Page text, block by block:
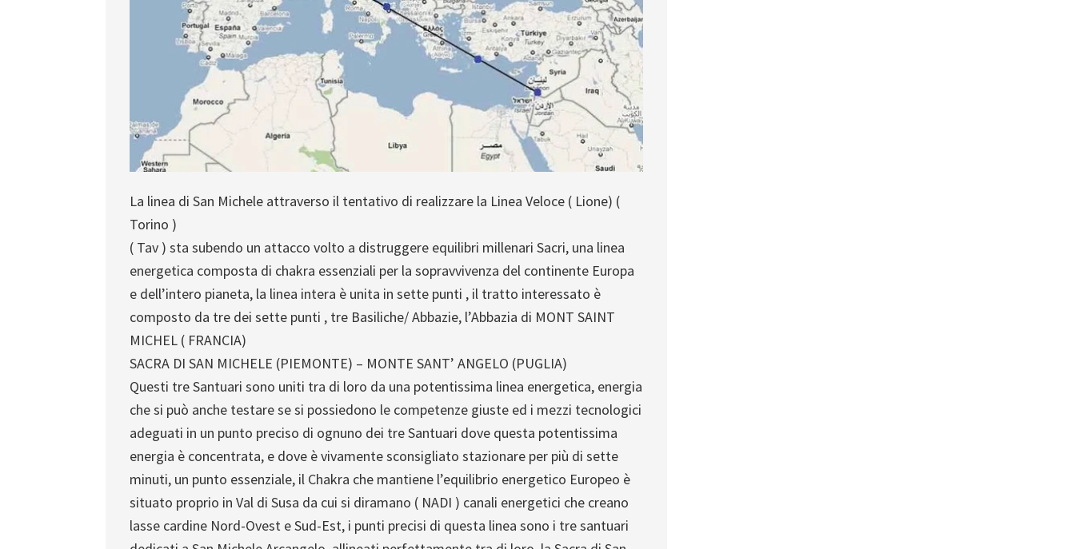
La linea di San Michele attraverso il tentativo di realizzare la Linea Veloce ( Lione) (
Torino )
( Tav ) sta subendo un attacco volto a distruggere equilibri millenari Sacri, una linea
energetica composta di chakra essenziali per la sopravvivenza del continente Europa
e dell’intero pianeta, la linea intera è unita in sette punti , il tratto interessato è
composto da tre dei sette punti , tre Basiliche/ Abbazie, l’Abbazia di MONT SAINT
MICHEL ( FRANCIA)
SACRA DI SAN MICHELE (PIEMONTE) – MONTE SANT’ ANGELO (PUGLIA)
Questi tre Santuari sono uniti tra di loro da una potentissima linea energetica, energia
che si può anche testare se si possiedono le competenze giuste ed i mezzi tecnologici
adeguati in un punto preciso di ognuno dei tre Santuari dove questa potentissima
energia è concentrata, e dove è vivamente sconsigliato stazionare per più di sette
minuti, un punto essenziale, il Chakra che mantiene l’equilibrio energetico Europeo è
situato proprio in Val di Susa da cui si diramano ( NADI ) canali energetici che creano
lasse cardine Nord-Ovest e Sud-Est, i punti precisi di questa linea sono i tre santuari